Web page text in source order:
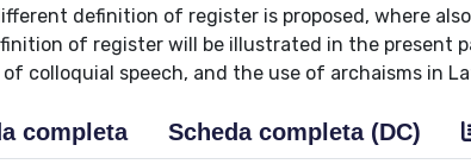
definition of register is proposed, where
of register will be illustrated in the present
colloquial speech, and the use of archaisms in
completa Scheda completa (DC)